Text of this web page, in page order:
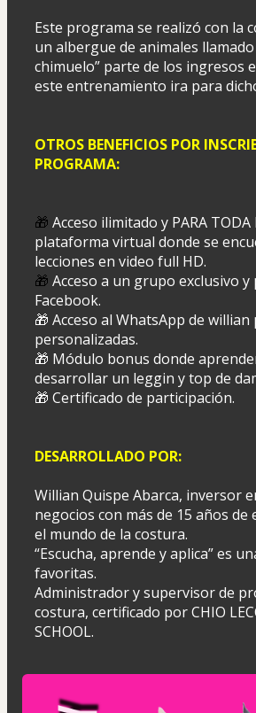
Este programa se realizó con la
un albergue de animales llamado
chimuelo” parte de los ingresos
este entrenamiento ira para
OTROS BENEFICIOS POR
PROGRAMA:
🎁 Acceso ilimitado y PARA TODA
plataforma virtual donde se
lecciones en video full HD.
🎁 Acceso a un grupo exclusivo y
Facebook.
🎁 Acceso al WhatsApp de
personalizadas.
🎁 Módulo bonus donde
desarrollar un leggin y top de
🎁 Certificado de participación.
DESARROLLADO POR:
Willian Quispe Abarca, inversor
negocios con más de 15 años de
el mundo de la costura.
“Escucha, aprende y aplica” es
favoritas.
Administrador y supervisor de
costura, certificado por CHIO
SCHOOL.